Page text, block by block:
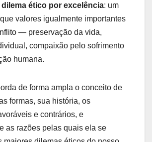
dilema ético por excelência: um
valores igualmente importantes
— preservação da vida,
compaixão pelo sofrimento
humana.
de forma ampla o conceito de
formas, sua história, os
e contrários, e
as razões pelas quais ela se